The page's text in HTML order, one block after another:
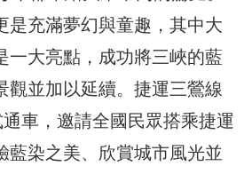
是充滿夢幻與童趣，其中大
一大亮點，成功將三峽的藍
觀並加以延續。捷運三鶯線
車，邀請全國民眾搭乘捷運
藍染之美、欣賞城市風光並